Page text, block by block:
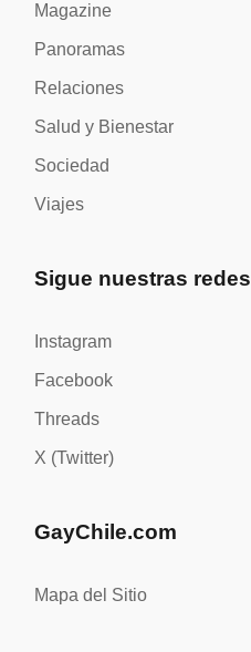
Magazine
Panoramas
Relaciones
Salud y Bienestar
Sociedad
Viajes
Sigue nuestras redes
Instagram
Facebook
Threads
X (Twitter)
GayChile.com
Mapa del Sitio